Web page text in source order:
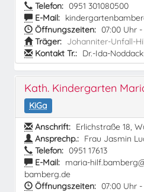
Telefon: 0951 301080500
E-Mail:
Öffnungszeiten: 07:00 Uhr -
Träger: Johanniter-Unfall-
Kontakt Tr.: Dr.-Ida-
Kath. Kindergarten
KiGa
Anschrift: Erlichstraße 18,
Ansprechp.: Frau Jasmin
Telefon: 0951 17613
E-Mail: maria-
bamberg.de
Öffnungszeiten: 07:00 Uhr